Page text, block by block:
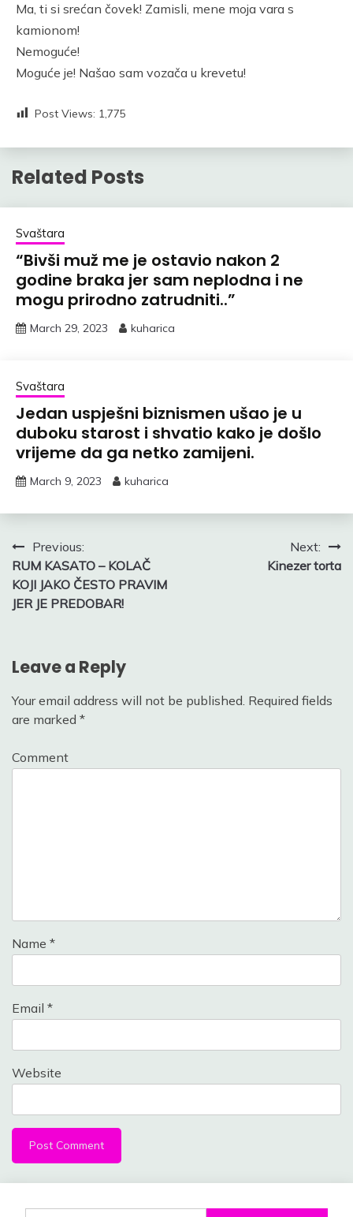
Ma, ti si srećan čovek! Zamisli, mene moja vara s
kamionom!
Nemoguće!
Moguće je! Našao sam vozača u krevetu!
Post Views: 1,775
Related Posts
Svaštara
“Bivši muž me je ostavio nakon 2
godine braka jer sam neplodna i ne
mogu prirodno zatrudniti..”
March 29, 2023 kuharica
Svaštara
Jedan uspješni biznismen ušao je u
duboku starost i shvatio kako je došlo
vrijeme da ga netko zamijeni.
March 9, 2023 kuharica
Post
navigation
Previous:
RUM KASATO – KOLAČ
KOJI JAKO ČESTO PRAVIM
JER JE PREDOBAR!
Next:
Kinezer torta
Leave a Reply
Your email address will not be published. Required fields
are marked *
Comment
Name *
Email *
Website